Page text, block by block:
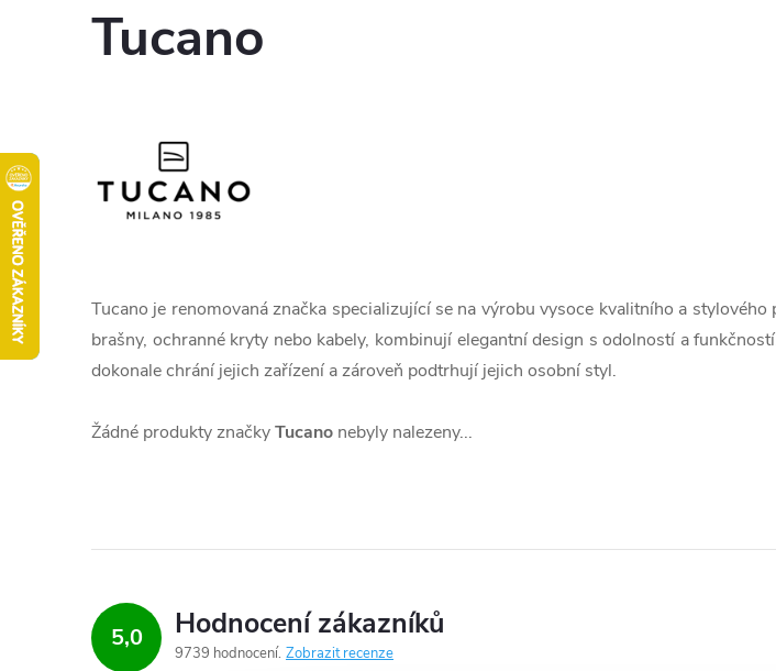
Tucano
Tucano je renomovaná značka specializující se na výrobu vysoce kvalitního a
brašny, ochranné kryty nebo kabely, kombinují elegantní design s odolností a
dokonale chrání jejich zařízení a zároveň podtrhují jejich osobní styl.
Žádné produkty značkyTucano nebyly nalezeny...
5,0 Hodnocení zákazníků
9739 hodnocení Zobrazit recenze